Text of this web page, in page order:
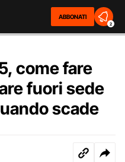
ABBONATI
2
come fare
fuori sede
scade